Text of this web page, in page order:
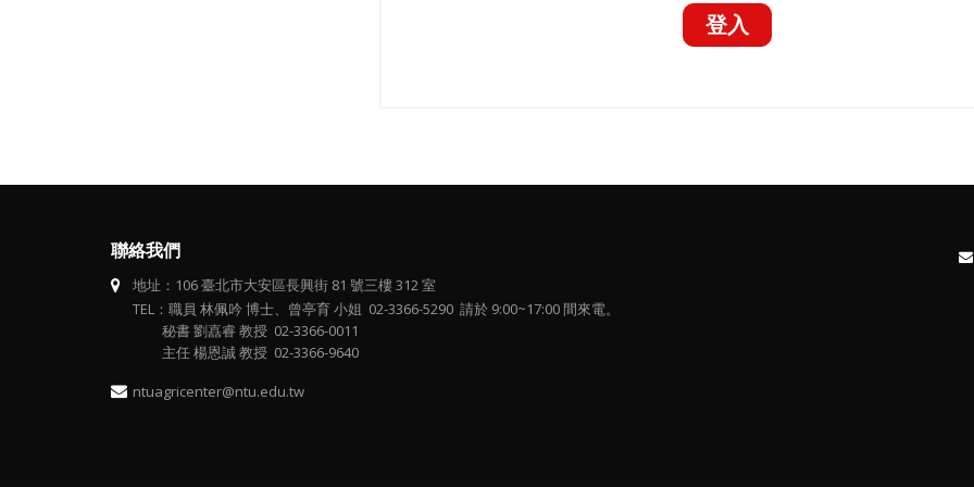
聯絡我們
地址：106 臺北市大安區長興街 81 號三樓 312 室
TEL：職員 林佩吟 博士、曾亭育 小姐 02-3366-5290 請於 9:00~17:00 間來電。
秘書 劉嚞睿 教授 02-3366-0011
主任 楊恩誠 教授 02-3366-9640
ntuagricenter@ntu.edu.tw